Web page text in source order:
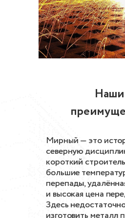
Наши
Мирный — это
северную
короткий
большие
перепады,
и высокая цена
Здесь